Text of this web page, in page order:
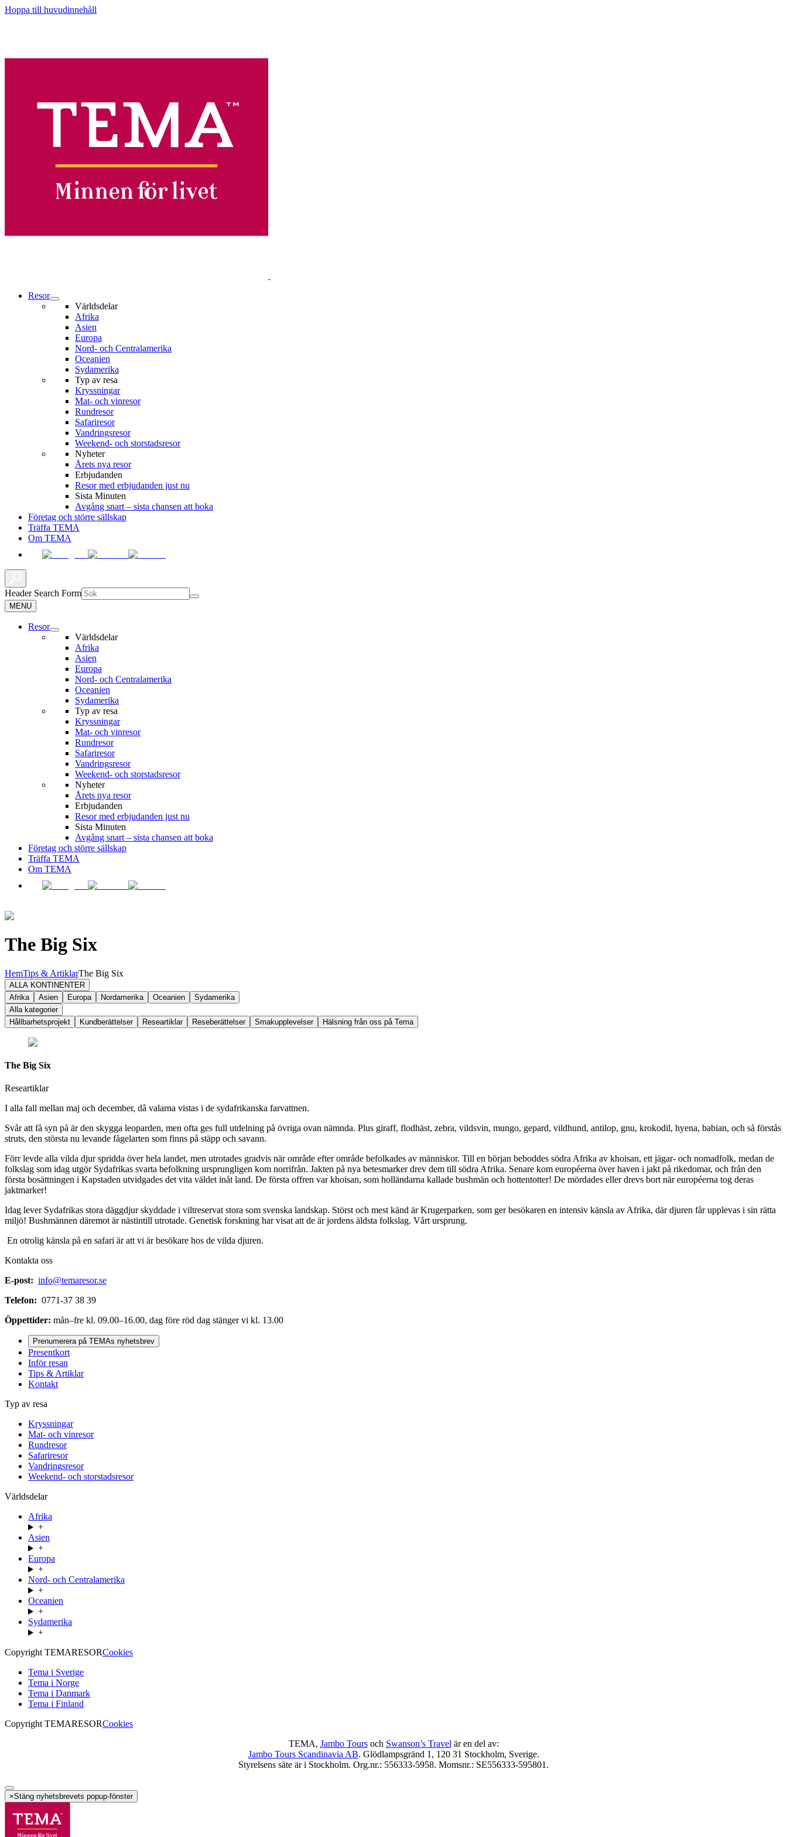
Hoppa till huvudinnehåll
Resor
Världsdelar
Afrika
Asien
Europa
Nord- och Centralamerika
Oceanien
Sydamerika
Typ av resa
Kryssningar
Mat- och vinresor
Rundresor
Safariresor
Vandringsresor
Weekend- och storstadsresor
Nyheter
Årets nya resor
Erbjudanden
Resor med erbjudanden just nu
Sista Minuten
Avgång snart – sista chansen att boka
Företag och större sällskap
Träffa TEMA
Om TEMA
Header Search Form
MENU
Resor
Världsdelar
Afrika
Asien
Europa
Nord- och Centralamerika
Oceanien
Sydamerika
Typ av resa
Kryssningar
Mat- och vinresor
Rundresor
Safariresor
Vandringsresor
Weekend- och storstadsresor
Nyheter
Årets nya resor
Erbjudanden
Resor med erbjudanden just nu
Sista Minuten
Avgång snart – sista chansen att boka
Företag och större sällskap
Träffa TEMA
Om TEMA
The Big Six
HemTips & ArtiklarThe Big Six
ALLA KONTINENTER
Afrika
Asien Europa Nordamerika Oceanien
Sydamerika
Alla kategorier
Hållbarhetsprojekt
Kundberättelser Researtiklar Reseberättelser Smakupplevelser Hälsning från oss på Tema
The Big Six
Researtiklar
I alla fall mellan maj och december, då valarna vistas i de sydafrikanska farvattnen.
Svår att få syn på är den skygga leoparden, men ofta ges full utdelning på övriga ovan nämnda. Plus giraff, flodhäst, zebra, vildsvin, mungo, gepard, vildhund, antilop, gnu, krokodil, hyena, babian, och så förstås
struts, den största nu levande fågelarten som finns på stäpp och savann.
Förr levde alla vilda djur spridda över hela landet, men utrotades gradvis när område efter område befolkades av människor. Till en början beboddes södra Afrika av khoisan, ett jägar- och nomadfolk, medan de
folkslag som idag utgör Sydafrikas svarta befolkning ursprungligen kom norrifrån. Jakten på nya betesmarker drev dem till södra Afrika. Senare kom européerna över haven i jakt på rikedomar, och från den
första bosättningen i Kapstaden utvidgades det vita väldet inåt land. De första offren var khoisan, som holländarna kallade bushmän och hottentotter! De mördades eller drevs bort när européerna tog deras
jaktmarker!
Idag lever Sydafrikas stora däggdjur skyddade i viltreservat stora som svenska landskap. Störst och mest känd är Krugerparken, som ger besökaren en intensiv känsla av Afrika, där djuren får upplevas i sin rätta
miljö! Bushmännen däremot är nästintill utrotade. Genetisk forskning har visat att de är jordens äldsta folkslag. Vårt ursprung.
En otrolig känsla på en safari är att vi är besökare hos de vilda djuren.
Kontakta oss
E-post: info@temaresor.se
Telefon: 0771-37 38 39
Öppettider: mån–fre kl. 09.00–16.00, dag före röd dag stänger vi kl. 13.00
Prenumerera på TEMAs nyhetsbrev
Presentkort
Inför resan
Tips & Artiklar
Kontakt
Typ av resa
Kryssningar
Mat- och vinresor
Rundresor
Safariresor
Vandringsresor
Weekend- och storstadsresor
Världsdelar
Afrika
+
Asien
+
Europa
+
Nord- och Centralamerika
+
Oceanien
+
Sydamerika
+
Copyright TEMARESORCookies
Tema i Sverige
Tema i Norge
Tema i Danmark
Tema i Finland
Copyright TEMARESORCookies
TEMA, Jambo Toursoch Swanson’s Travelär en del av:
Jambo Tours Scandinavia AB. Glödlampsgränd 1, 120 31 Stockholm, Sverige.
Styrelsens säte är i Stockholm. Org.nr.: 556333-5958. Momsnr.: SE556333-595801.
×Stäng nyhetsbrevets popup-fönster